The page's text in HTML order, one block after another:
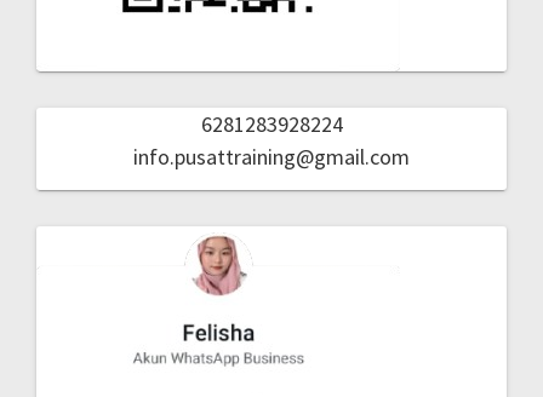
6281283928224
info.pusattraining@gmail.com